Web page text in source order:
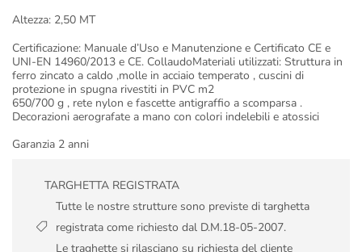
Altezza: 2,50 MT
Certificazione: Manuale d’Uso e Manutenzione e Certificato CE e
UNI-EN 14960/2013 e CE. CollaudoMateriali utilizzati: Struttura in
ferro zincato a caldo ,molle in acciaio temperato , cuscini di
protezione in spugna rivestiti in PVC m2
650/700 g , rete nylon e fascette antigraffio a scomparsa .
Decorazioni aerografate a mano con colori indelebili e atossici
Garanzia 2 anni
TARGHETTA REGISTRATA
Tutte le nostre strutture sono previste di targhetta
registrata come richiesto dal D.M.18-05-2007.
Le traghette si rilasciano su richiesta del cliente